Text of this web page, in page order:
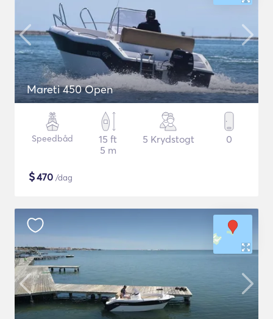
Mareti 450 Open
Speedbåd
15 ft
5 m
5 Krydstogt 0
$470 /dag